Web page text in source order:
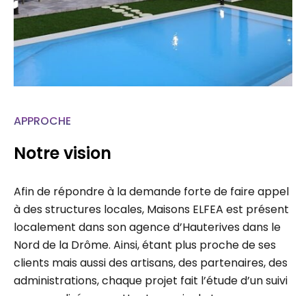
APPROCHE
Notre vision
à des structures locales, Maisons ELFEA est présent
localement dans son agence d’Hauterives dans le
Nord de la Drôme. Ainsi, étant plus proche de ses
clients mais aussi des artisans, des partenaires, des
administrations, chaque projet fait l’étude d’un suivi
personnalisé permettant un gain de temps…